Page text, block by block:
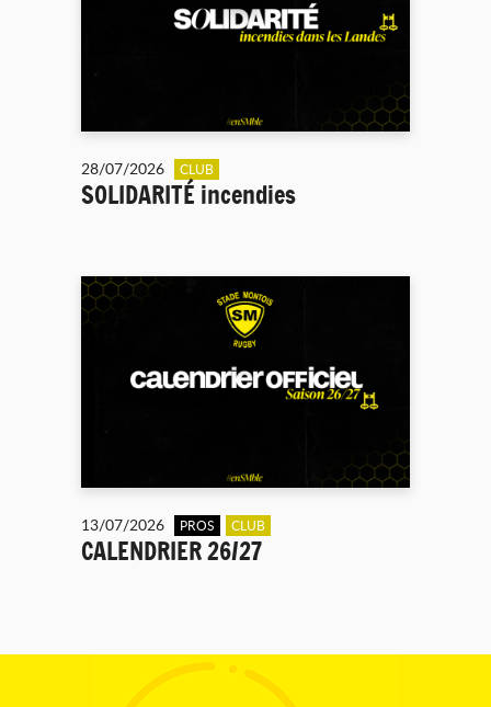
28/07/2026 CLUB
SOLIDARITÉ incendies
13/07/2026 PROS CLUB
CALENDRIER 26/27